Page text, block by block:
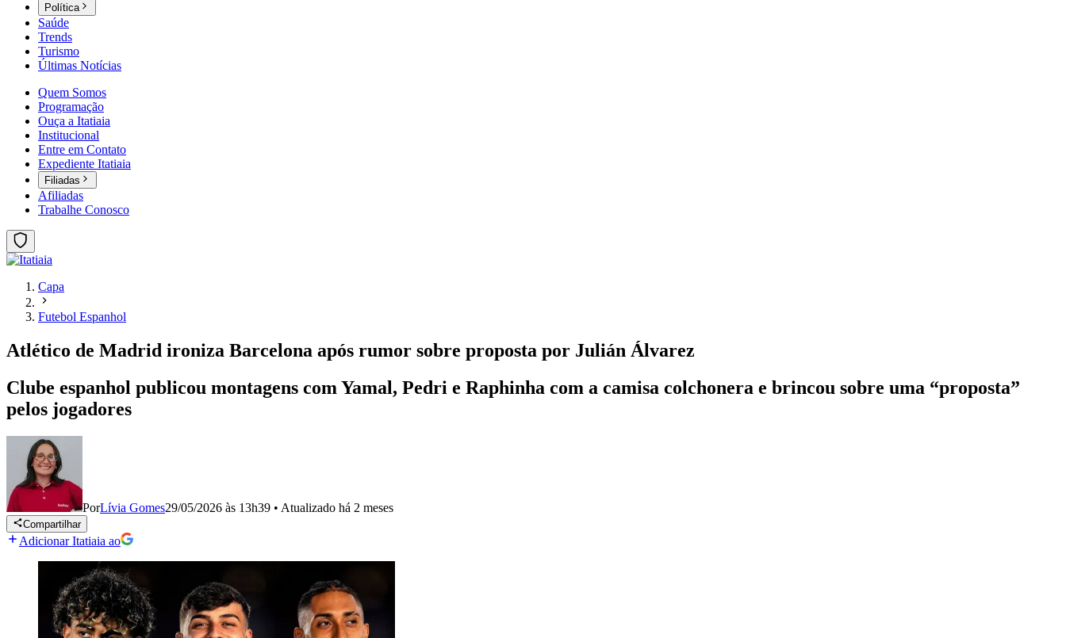
Política
Saúde
Trends
Turismo
Últimas Notícias
Quem Somos
Programação
Ouça a Itatiaia
Institucional
Entre em Contato
Expediente Itatiaia
Filiadas
Afiliadas
Trabalhe Conosco
Capa
Futebol Espanhol
Atlético de Madrid ironiza Barcelona após rumor sobre proposta por Julián Álvarez
Clube espanhol publicou montagens com Yamal, Pedri e Raphinha com a camisa colchonera e brincou sobre uma “proposta”
pelos jogadores
PorLívia Gomes29/05/2026 às 13h39 • Atualizado há 2 meses
Compartilhar
Adicionar Itatiaia ao